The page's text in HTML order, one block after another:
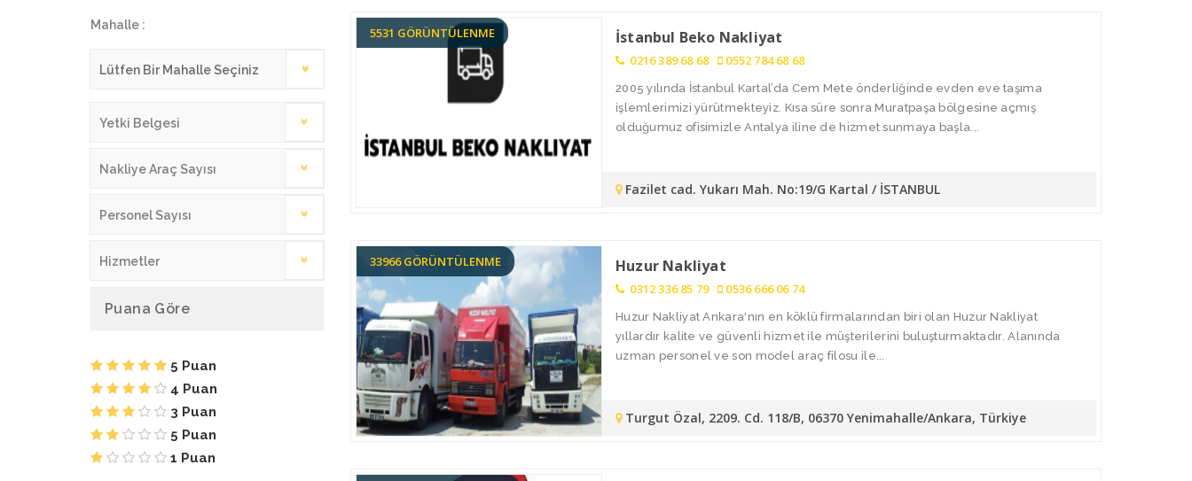
Mahalle :
Yetki Belgesi
Nakliye Araç Sayısı
Personel Sayısı
Hizmetler
Puana Göre
5 Puan
4 Puan
3 Puan
5 Puan
1 Puan
5531 GÖRÜNTÜLENME İstanbul Beko Nakliyat
0216 389 68 68 0552 784 68 68
2005 yılında İstanbul Kartal’da Cem Mete önderliğinde evden eve taşıma
işlemlerimizi yürütmekteyiz. Kısa süre sonra Muratpaşa bölgesine açmış
olduğumuz ofisimizle Antalya iline de hizmet sunmaya başla...
Fazilet cad. Yukarı Mah. No:19/G Kartal / İSTANBUL
33966 GÖRÜNTÜLENME Huzur Nakliyat
0312 336 85 79 0536 666 06 74
Huzur Nakliyat Ankara'nın en köklü firmalarından biri olan Huzur Nakliyat
yıllardır kalite ve güvenli hizmet ile müşterilerini buluşturmaktadır. Alanında
uzman personel ve son model araç filosu ile...
Turgut Özal, 2209. Cd. 118/B, 06370 Yenimahalle/Ankara, Türkiye